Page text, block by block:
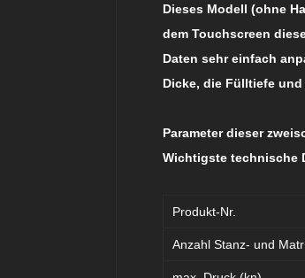
Dieses Modell (ohne
dem Touchscreen
Daten sehr einfach
Dicke, die Fülltiefe
Parameter dieser
Wichtigste technische
Produkt-Nr.
Anzahl Stanz- und